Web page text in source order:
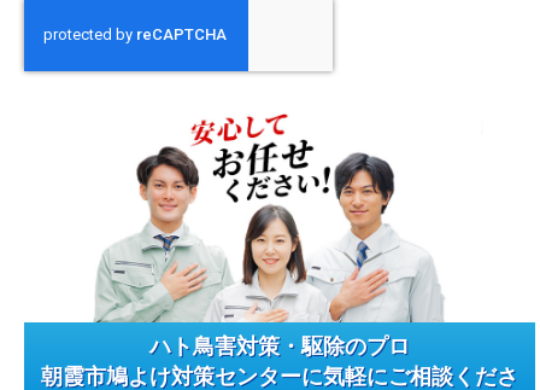
ハト鳥害対策・駆除のプロ
朝霞市鳩よけ対策センターに気軽にご相談くださ